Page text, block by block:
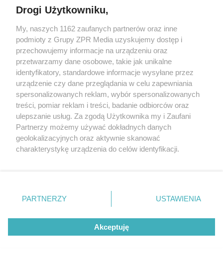
Żaden utwór zamieszczony w serwisie nie może być powielany i
rozpowszechniany lub dalej rozpowszechniany w jakikolwiek sposób (w
eksploatacji w jakiejkolwiek formie, włącznie z umieszczaniem w
Internecie bez pisemnej zgody właściciela praw. Jakiekolwiek użycie lub
Drogi Użytkowniku,
My, naszych 1162 zaufanych partnerów oraz inne
podmioty z Grupy ZPR Media uzyskujemy dostęp i
przechowujemy informacje na urządzeniu oraz
przetwarzamy dane osobowe, takie jak unikalne
identyfikatory, standardowe informacje wysyłane przez
urządzenie czy dane przeglądania w celu zapewniania
spersonalizowanych reklam, wybór spersonalizowanych
treści, pomiar reklam i treści, badanie odbiorców oraz
ulepszanie usług. Za zgodą Użytkownika my i Zaufani
Partnerzy możemy używać dokładnych danych
geolokalizacyjnych oraz aktywnie skanować
charakterystykę urządzenia do celów identyfikacji.
zmienić/wycofać klikając przycisk ustawień prywatności
znajdujący się w lewym dolnym rogu strony
rodzaje przetwarzania danych nie wymagają zgody
użytkownika, ale masz prawo sprzeciwić się takiemu
przetwarzaniu. Preferencje będą miały zastosowanie tylko
PARTNERZY USTAWIENIA
Akceptuję